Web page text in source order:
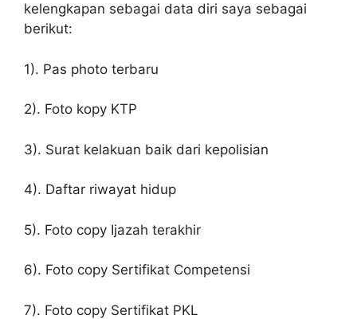
kelengkapan sebagai data diri saya sebagai
berikut:
1). Pas photo terbaru
2). Foto kopy KTP
3). Surat kelakuan baik dari kepolisian
4). Daftar riwayat hidup
5). Foto copy Ijazah terakhir
6). Foto copy Sertifikat Competensi
7). Foto copy Sertifikat PKL